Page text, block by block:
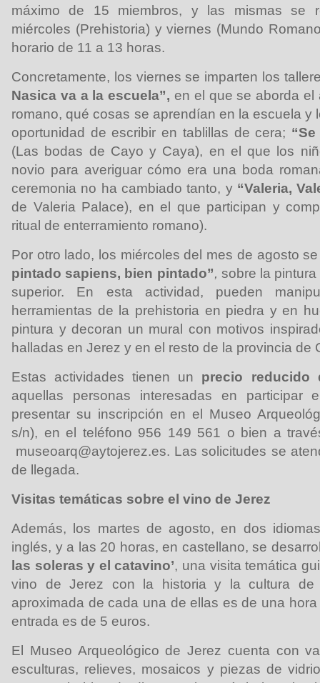
máximo de 15 miembros, y las mismas se
miércoles (Prehistoria) y viernes (Mundo
horario de 11 a 13 horas.
Concretamente, los viernes se imparten los
Nasica va a la escuela”, en el que se aborda el
romano, qué cosas se aprendían en la escuela y
oportunidad de escribir en tablillas de cera;
(Las bodas de Cayo y Caya), en el que los
novio para averiguar cómo era una boda
ceremonia no ha cambiado tanto, y “Valeria,
de Valeria Palace), en el que participan y
ritual de enterramiento romano).
Por otro lado, los miércoles del mes de agosto
pintado sapiens, bien pintado”, sobre la
superior. En esta actividad, pueden
herramientas de la prehistoria en piedra y en
pintura y decoran un mural con motivos
halladas en Jerez y en el resto de la provincia de
Estas actividades tienen un precio reducido
aquellas personas interesadas en participar
presentar su inscripción en el Museo
s/n), en el teléfono 956 149 561 o bien a
museoarq@aytojerez.es. Las solicitudes se
de llegada.
Visitas temáticas sobre el vino de Jerez
Además, los martes de agosto, en dos
inglés, y a las 20 horas, en castellano, se
las soleras y el catavino’, una visita temática
vino de Jerez con la historia y la cultura de
aproximada de cada una de ellas es de una
entrada es de 5 euros.
El Museo Arqueológico de Jerez cuenta con
esculturas, relieves, mosaicos y piezas de